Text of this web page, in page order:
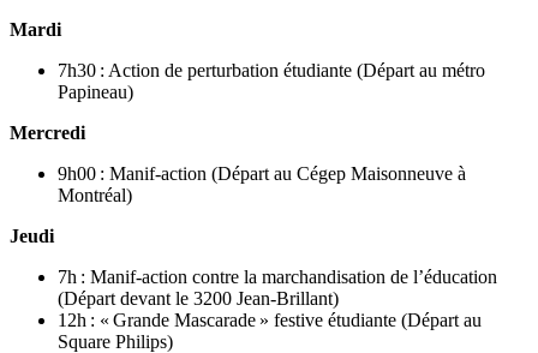
Mardi
7h30 : Action de perturbation étudiante (Départ au métro
Papineau)
Mercredi
9h00 : Manif-action (Départ au Cégep Maisonneuve à
Montréal)
Jeudi
7h : Manif-action contre la marchandisation de l’éducation
(Départ devant le 3200 Jean-Brillant)
12h : « Grande Mascarade » festive étudiante (Départ au
Square Philips)